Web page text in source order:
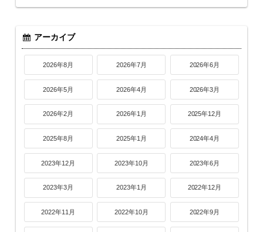
アーカイブ
2026年8月 2026年7月 2026年6月
2026年5月 2026年4月 2026年3月
2026年2月 2026年1月 2025年12月
2025年8月 2025年1月 2024年4月
2023年12月 2023年10月 2023年6月
2023年3月 2023年1月 2022年12月
2022年11月 2022年10月 2022年9月